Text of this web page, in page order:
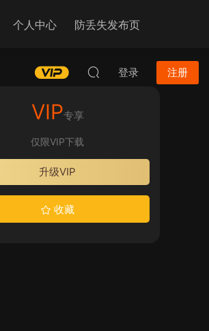
个人中心 防丢失发布页
登录 注册
VIP专享
仅限VIP下载
升级VIP
收藏